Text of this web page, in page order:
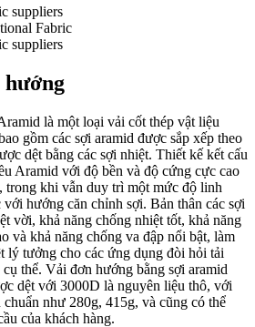
là một loại vải cốt thép vật liệu
gồm các sợi aramid được sắp xếp theo
dệt bằng các sợi nhiệt. Thiết kế kết cấu
Aramid với độ bền và độ cứng cực cao
trong khi vẫn duy trì một mức độ linh
hướng căn chỉnh sợi. Bản thân các sợi
vời, khả năng chống nhiệt tốt, khả năng
và khả năng chống va đập nổi bật, làm
lý tưởng cho các ứng dụng đòi hỏi tải
thể. Vải đơn hướng bằng sợi aramid
dệt với 3000D là nguyên liệu thô, với
như 280g, 415g, và cũng có thể
của khách hàng.